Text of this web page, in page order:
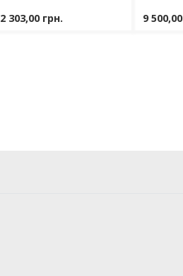
2 303,00 грн. 9